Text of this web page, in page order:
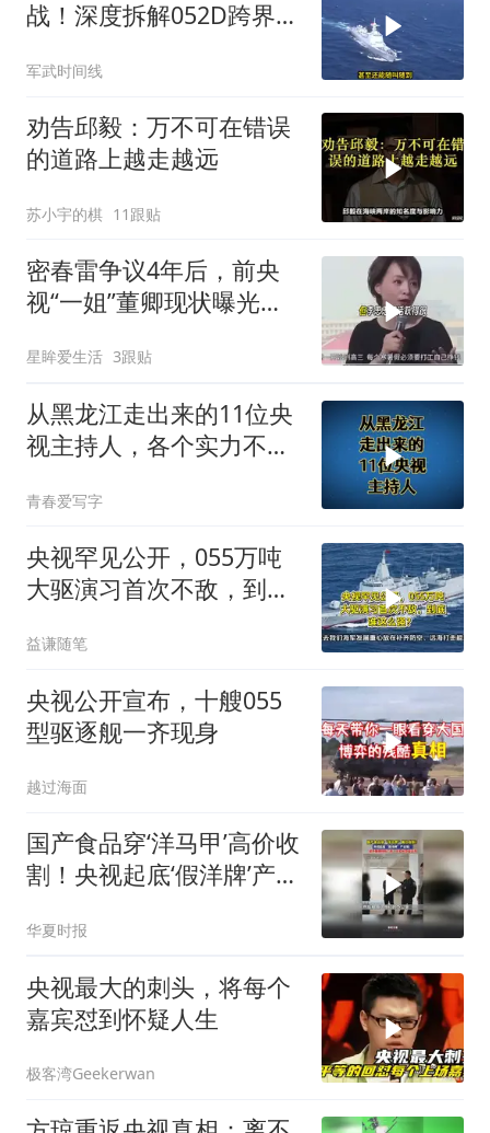
战！深度拆解052D跨界指
牌有多绝？
军武时间线
劝告邱毅：万不可在错误
的道路上越走越远
苏小宇的棋 11跟贴
密春雷争议4年后，前央
视“一姐”董卿现状曝光，
星眸爱生活 3跟贴
从黑龙江走出来的11位央
视主持人，各个实力不
青春爱写字
央视罕见公开，055万吨
大驱演习首次不敌，到底
益谦随笔
央视公开宣布，十艘055
型驱逐舰一齐现身
越过海面
国产食品穿‘洋马甲’高价收
割！央视起底‘假洋牌’产业
华夏时报
央视最大的刺头，将每个
嘉宾怼到怀疑人生
极客湾Geekerwan